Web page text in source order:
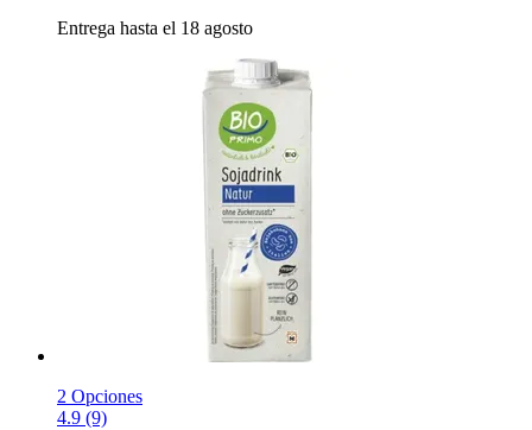
Entrega hasta el 18 agosto
2 Opciones
4.9 (9)